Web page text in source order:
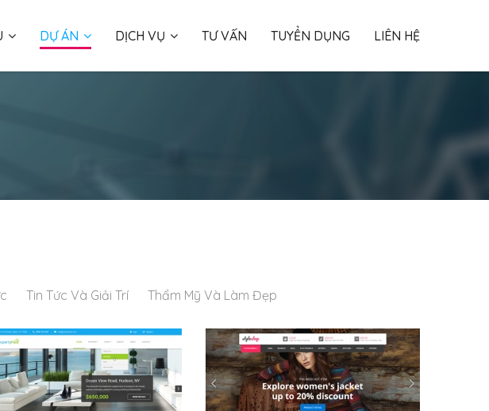
DỰ ÁN DỊCH VỤ TƯ VẤN TUYỂN DỤNG LIÊN HỆ
Tin Tức Và Giải Trí Thẩm Mỹ Và Làm Đẹp